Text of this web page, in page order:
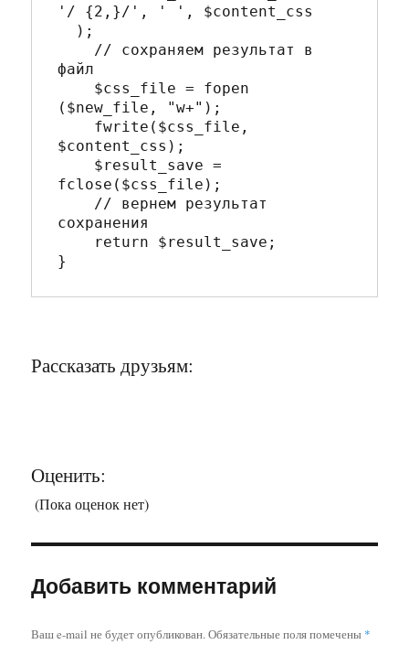
'/ {2,}/', ' ', $content_css
файл
($new_file, "w+");
$content_css);
fclose($css_file);
сохранения
Рассказать друзьям:
Оценить:
(Пока оценок нет)
Добавить комментарий
Ваш e-mail не будет опубликован.Обязательные поля помечены *